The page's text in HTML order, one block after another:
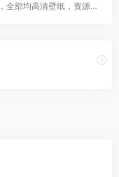
wallhaven是当前最好的一款壁纸网站，全部均高清壁纸，资源非常丰富，以二次元为主，包括风景，人物，建筑等全面题材。一个网站足够满足所有壁纸需求，所有壁纸可以直接保存原图！并且包括各种尺寸大小可供选择，支持在线一键剪裁，直接获取和你屏幕尺寸相符的精美壁纸！